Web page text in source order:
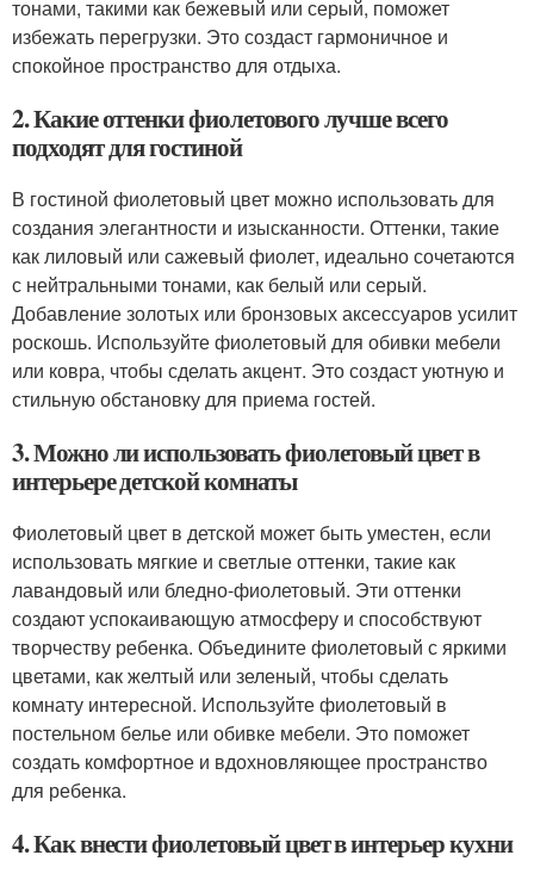
тонами, такими как бежевый или серый, поможет
избежать перегрузки. Это создаст гармоничное и
спокойное пространство для отдыха.
2. Какие оттенки фиолетового лучше всего
подходят для гостиной
В гостиной фиолетовый цвет можно использовать для
создания элегантности и изысканности. Оттенки, такие
как лиловый или сажевый фиолет, идеально сочетаются
с нейтральными тонами, как белый или серый.
Добавление золотых или бронзовых аксессуаров усилит
роскошь. Используйте фиолетовый для обивки мебели
или ковра, чтобы сделать акцент. Это создаст уютную и
стильную обстановку для приема гостей.
3. Можно ли использовать фиолетовый цвет в
интерьере детской комнаты
Фиолетовый цвет в детской может быть уместен, если
использовать мягкие и светлые оттенки, такие как
лавандовый или бледно-фиолетовый. Эти оттенки
создают успокаивающую атмосферу и способствуют
творчеству ребенка. Объедините фиолетовый с яркими
цветами, как желтый или зеленый, чтобы сделать
комнату интересной. Используйте фиолетовый в
постельном белье или обивке мебели. Это поможет
создать комфортное и вдохновляющее пространство
для ребенка.
4. Как внести фиолетовый цвет в интерьер кухни